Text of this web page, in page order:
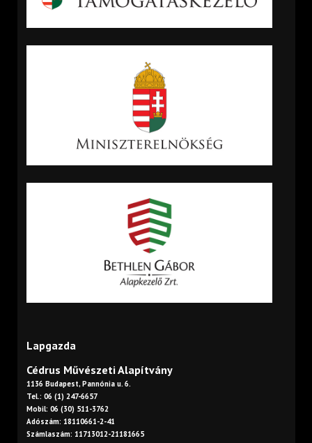
Lapgazda
Cédrus Művészeti Alapítvány
1136 Budapest, Pannónia u. 6.
Tel.: 06 (1) 247-6657
Mobil: 06 (30) 511-3762
Adószám: 18110661-2-41
Számlaszám: 11713012-21181665